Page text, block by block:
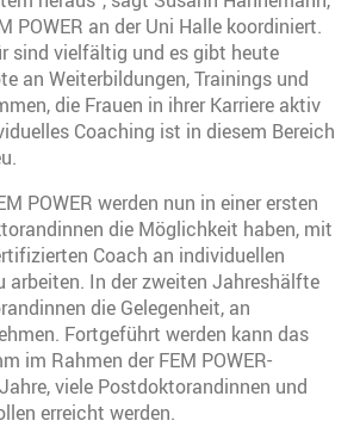
POWER an der Uni Halle koordiniert.
sind vielfältig und es gibt heute
an Weiterbildungen, Trainings und
die Frauen in ihrer Karriere aktiv
Coaching ist in diesem Bereich
POWER werden nun in einer ersten
die Möglichkeit haben, mit
Coach an individuellen
arbeiten. In der zweiten Jahreshälfte
die Gelegenheit, an
Fortgeführt werden kann das
im Rahmen der FEM POWER-
viele Postdoktorandinnen und
erreicht werden.